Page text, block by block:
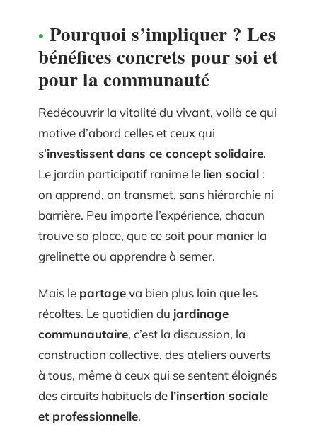
Pourquoi s’impliquer ? Les
bénéfices concrets pour soi et
pour la communauté
Redécouvrir la vitalité du vivant, voilà ce qui
motive d’abord celles et ceux qui
s’investissent dans ce concept solidaire.
Le jardin participatif ranime le lien social :
on apprend, on transmet, sans hiérarchie ni
barrière. Peu importe l’expérience, chacun
trouve sa place, que ce soit pour manier la
grelinette ou apprendre à semer.
Mais le partageva bien plus loin que les
récoltes. Le quotidien du jardinage
communautaire, c’est la discussion, la
construction collective, des ateliers ouverts
à tous, même à ceux qui se sentent éloignés
des circuits habituels de l’insertion sociale
et professionnelle.